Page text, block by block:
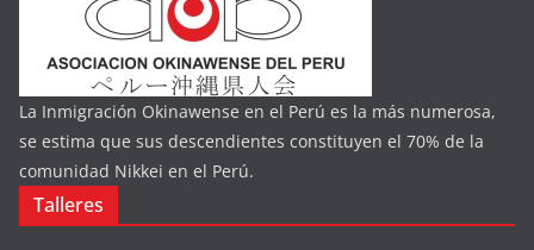
La Inmigración Okinawense en el Perú es la más numerosa,
se estima que sus descendientes constituyen el 70% de la
comunidad Nikkei en el Perú.
Talleres